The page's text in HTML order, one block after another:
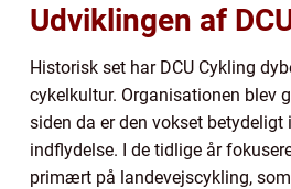
Udviklingen af
Historisk set har DCU Cykling
cykelkultur. Organisationen blev
siden da er den vokset betydeligt
indflydelse. I de tidlige år
primært på landevejscykling,